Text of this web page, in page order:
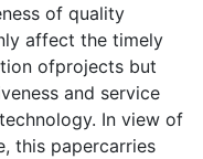
of quality
affect the timely
ofprojects but
and service
In view of
this papercarries